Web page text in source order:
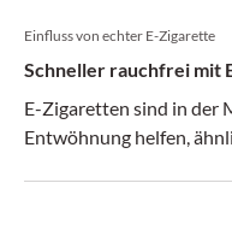
Einfluss von echter E-Zigarette
Schneller rauchfrei mit
E-Zigaretten sind in der
Entwöhnung helfen,